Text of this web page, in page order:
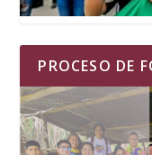
PROCESO DE